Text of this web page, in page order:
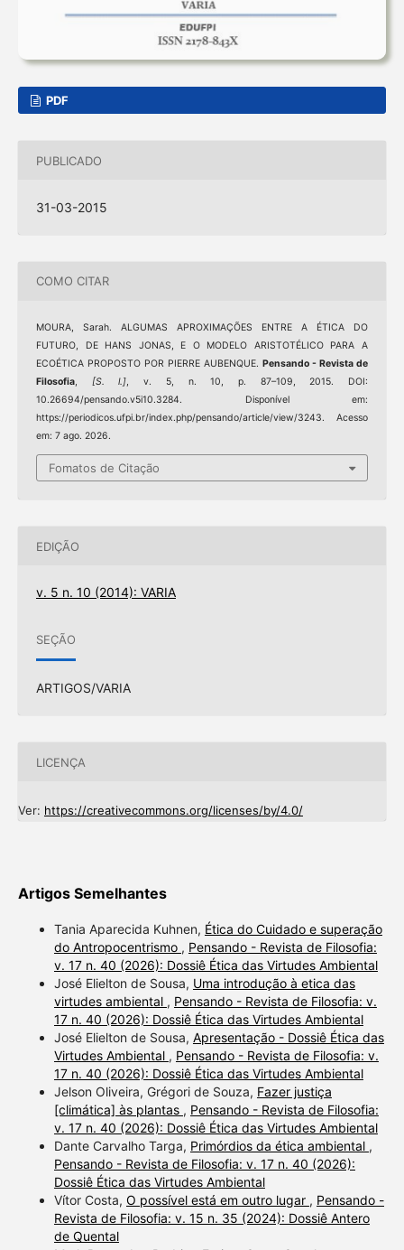
PDF
PUBLICADO
31-03-2015
COMO CITAR
MOURA, Sarah. ALGUMAS APROXIMAÇÕES ENTRE A ÉTICA DO
FUTURO, DE HANS JONAS, E O MODELO ARISTOTÉLICO PARA A
ECOÉTICA PROPOSTO POR PIERRE AUBENQUE.Pensando - Revista de
Filosofia, [S. l.] , v. 5, n. 10, p. 87–109, 2015. DOI:
10.26694/pensando.v5i10.3284. Disponível em:
https://periodicos.ufpi.br/index.php/pensando/article/view/3243. Acesso
em: 7 ago. 2026.
Fomatos de Citação
EDIÇÃO
v. 5 n. 10 (2014): VARIA
SEÇÃO
ARTIGOS/VARIA
LICENÇA
Ver: https://creativecommons.org/licenses/by/4.0/
Artigos Semelhantes
Tania Aparecida Kuhnen, Ética do Cuidado e superação
do Antropocentrismo , Pensando - Revista de Filosofia:
v. 17 n. 40 (2026): Dossiê Ética das Virtudes Ambiental
José Elielton de Sousa, Uma introdução à etica das
virtudes ambiental , Pensando - Revista de Filosofia: v.
17 n. 40 (2026): Dossiê Ética das Virtudes Ambiental
José Elielton de Sousa, Apresentação - Dossiê Ética das
Virtudes Ambiental , Pensando - Revista de Filosofia: v.
17 n. 40 (2026): Dossiê Ética das Virtudes Ambiental
Jelson Oliveira, Grégori de Souza, Fazer justiça
[climática] às plantas , Pensando - Revista de Filosofia:
v. 17 n. 40 (2026): Dossiê Ética das Virtudes Ambiental
Dante Carvalho Targa, Primórdios da ética ambiental ,
Pensando - Revista de Filosofia: v. 17 n. 40 (2026):
Dossiê Ética das Virtudes Ambiental
Vítor Costa, O possível está em outro lugar , Pensando -
Revista de Filosofia: v. 15 n. 35 (2024): Dossiê Antero
de Quental